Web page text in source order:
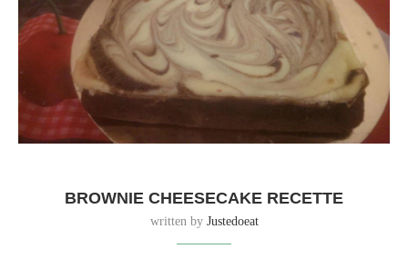
BROWNIE CHEESECAKE RECETTE
written by Justedoeat